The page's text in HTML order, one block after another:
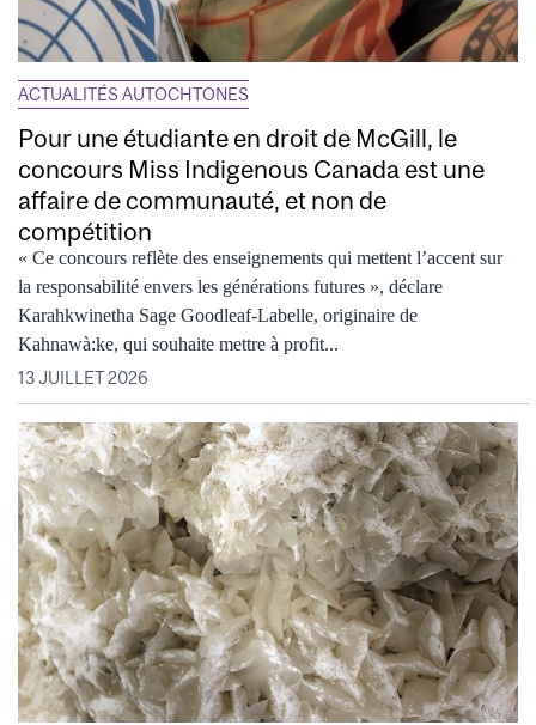
ACTUALITÉS AUTOCHTONES
Pour une étudiante en droit de McGill, le
concours Miss Indigenous Canada est une
affaire de communauté, et non de
compétition
« Ce concours reflète des enseignements qui mettent l’accent sur
la responsabilité envers les générations futures », déclare
Karahkwinetha Sage Goodleaf-Labelle, originaire de
Kahnawà:ke, qui souhaite mettre à profit...
13 JUILLET 2026